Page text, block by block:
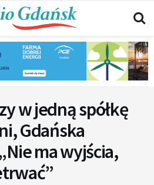
w jedną spółkę
Gdańska
ma wyjścia,